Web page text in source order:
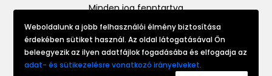
Minden jog fenntartva
Website made by
Weboldalunk a jobb felhasználói élmény biztosítása
érdekében sütiket használ. Az oldal látogatásával Ön
beleegyezik az ilyen adatfájlok fogadásába és elfogadja az
adat- és sütikezelésre vonatkozó irányelveket.